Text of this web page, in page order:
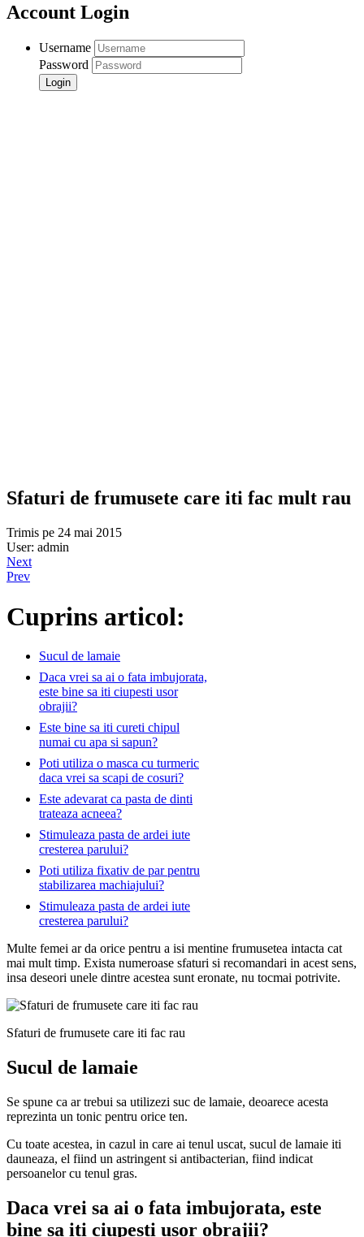
Account Login
Username
Password
Sfaturi de frumusete care iti fac mult rau
Trimis pe 24 mai 2015
User: admin
Next
Prev
Cuprins articol:
Sucul de lamaie
Daca vrei sa ai o fata imbujorata,
este bine sa iti ciupesti usor
obrajii?
Este bine sa iti cureti chipul
numai cu apa si sapun?
Poti utiliza o masca cu turmeric
daca vrei sa scapi de cosuri?
Este adevarat ca pasta de dinti
trateaza acneea?
Stimuleaza pasta de ardei iute
cresterea parului?
Poti utiliza fixativ de par pentru
stabilizarea machiajului?
Stimuleaza pasta de ardei iute
cresterea parului?
Multe femei ar da orice pentru a isi mentine frumusetea intacta cat
mai mult timp. Exista numeroase sfaturi si recomandari in acest sens,
insa deseori unele dintre acestea sunt eronate, nu tocmai potrivite.
Sfaturi de frumusete care iti fac rau
Sucul de lamaie
Se spune ca ar trebui sa utilizezi suc de lamaie, deoarece acesta
reprezinta un tonic pentru orice ten.
Cu toate acestea, in cazul in care ai tenul uscat, sucul de lamaie iti
dauneaza, el fiind un astringent si antibacterian, fiind indicat
persoanelor cu tenul gras.
Daca vrei sa ai o fata imbujorata, este
bine sa iti ciupesti usor obrajii?